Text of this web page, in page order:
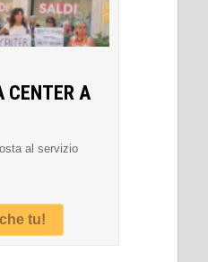
CENTER A
al servizio
tu!